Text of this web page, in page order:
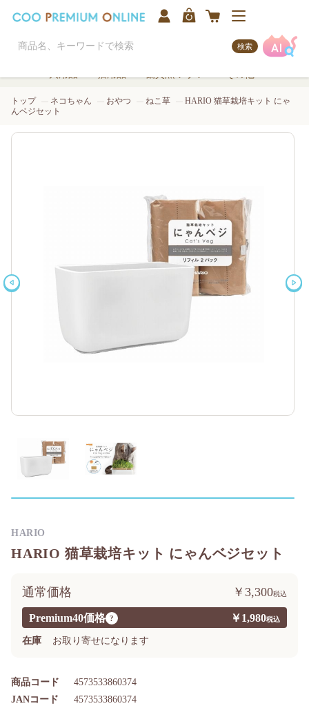
検索
トップ ネコちゃん おやつ ねこ草
HARIO 猫草栽培キット にゃ
んベジセット
HARIO 猫草栽培キット にゃんベジセット
Premium40価格 ? ￥1,980
通常価格 ￥3,300
在庫 お取り寄せになります
商品コード 4573533860374
JANコード 4573533860374
HARIO